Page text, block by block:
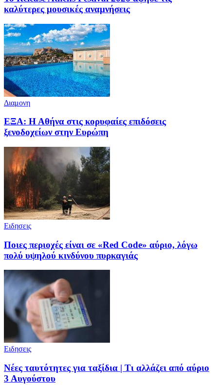
καλύτερες μουσικές αναμνήσεις
Διαμονη
ΕΞΑ: Η Αθήνα στις κορυφαίες επιδόσεις
ξενοδοχείων στην Ευρώπη
Ειδησεις
Ποιες περιοχές είναι σε «Red Code» αύριο, λόγω
πολύ υψηλού κινδύνου πυρκαγιάς
Ειδησεις
Νέες ταυτότητες για ταξίδια | Τι αλλάζει από αύριο
3 Αυγούστου